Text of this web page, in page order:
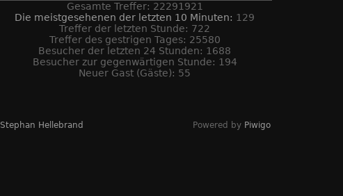
Gesamte Treffer: 22291921
Die meistgesehenen der letzten 10 Minuten: 129
Treffer der letzten Stunde: 722
Treffer des gestrigen Tages: 25580
Besucher der letzten 24 Stunden: 1688
Besucher zur gegenwärtigen Stunde: 194
Neuer Gast (Gäste): 55
Hellebrand
Powered by Piwigo